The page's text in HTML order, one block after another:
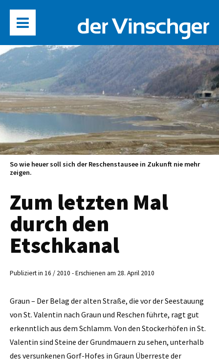
So wie heuer soll sich der Reschenstausee in Zukunft nie mehr
zeigen.
Zum letzten Mal
durch den
Etschkanal
Publiziert in 16 / 2010 - Erschienen am 28. April 2010
Graun – Der Belag der alten Straße, die vor der Seestauung
von St. Valentin nach Graun und Reschen führte, ragt gut
erkenntlich aus dem Schlamm. Von den ­Stockerhöfen in St.
Valentin sind Steine der Grundmauern zu sehen, unterhalb
des versunkenen Gorf-Hofes in Graun Überreste der